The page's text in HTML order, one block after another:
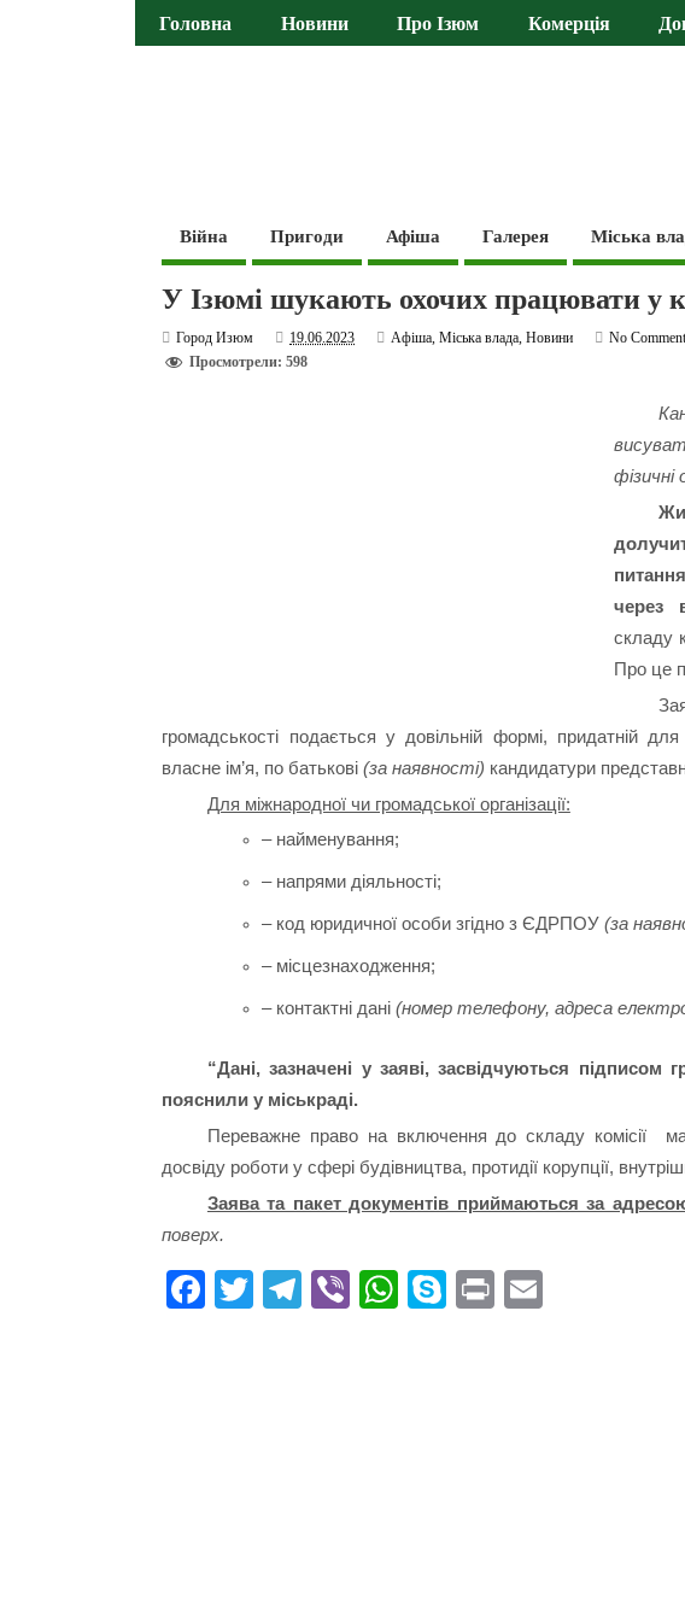
Головна Новини Про Ізюм Комерція
Війна Пригоди Афіша Галерея Міська
У Ізюмі шукають охочих працювати у
Город Изюм 19.06.2023 Афіша,Міська влада,Новини
No
Просмотрели: 598
фізичні
через
складу
Про це
громадськості подається у довільній формі, придатній
власне ім’я, по батькові(за наявності) кандидатури
Для міжнародної чи громадської організації:
– найменування;
– напрями діяльності;
– код юридичної особи згідно з ЄДРПОУ (за
– місцезнаходження;
– контактні дані (номер телефону, адреса
“Дані, зазначені у заяві, засвідчуються підписом
пояснили у міськраді.
Переважне право на включення до складу комісії
досвіду роботи у сфері будівництва, протидії корупції,
Заява та пакет документів приймаються за
поверх.
Fa T
Te Vi
W
S
Pr